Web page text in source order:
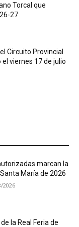
Torcal que
27
Circuito Provincial
viernes 17 de julio
marcan la
María de 2026
2026
la Real Feria de